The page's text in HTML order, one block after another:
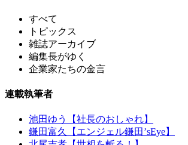
すべて
トピックス
雑誌アーカイブ
編集長がゆく
企業家たちの金言
連載執筆者
池田ゆう【社長のおしゃれ】
鎌田富久【エンジェル鎌田’sEye】